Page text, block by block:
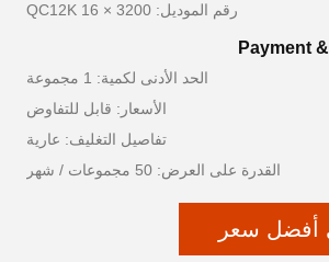
رقم الموديل: QC12K 16 × 3200
Payment
الحد الأدنى لكمية: 1 مجموعة
الأسعار: قابل للتفاوض
تفاصيل التغليف: عارية
القدرة على العرض: 50 مجموعات / شهر
أفضل سعر